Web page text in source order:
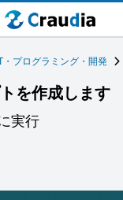
・プログラミング・開発
を作成します
実行